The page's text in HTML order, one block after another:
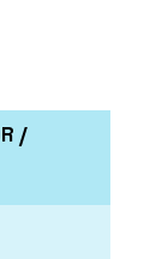
by
/